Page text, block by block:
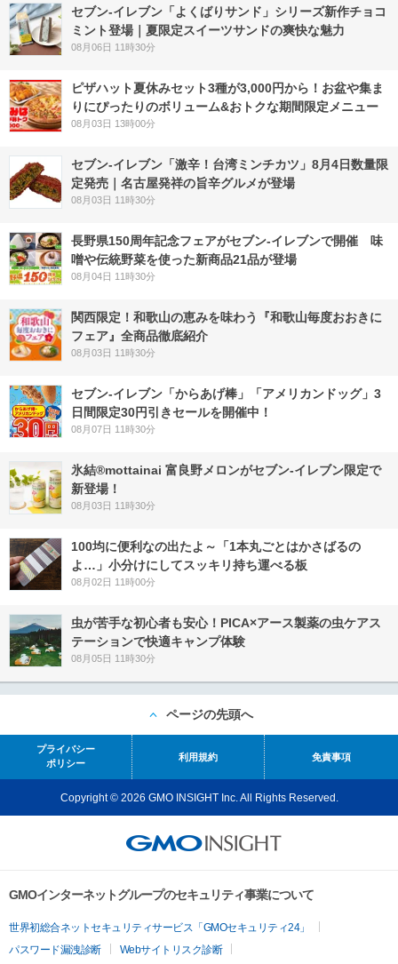
セブン‐イレブン「よくばりサンド」シリーズ新作チョコ
ミント登場｜夏限定スイーツサンドの爽快な魅力
08月06日 11時30分
ピザハット夏休みセット3種が3,000円から！お盆や集ま
りにぴったりのボリューム&おトクな期間限定メニュー
08月03日 13時00分
セブン-イレブン「激辛！台湾ミンチカツ」8月4日数量限
定発売｜名古屋発祥の旨辛グルメが登場
08月03日 11時30分
長野県150周年記念フェアがセブン-イレブンで開催 味
噌や伝統野菜を使った新商品21品が登場
08月04日 11時30分
関西限定！和歌山の恵みを味わう『和歌山毎度おおきに
フェア』全商品徹底紹介
08月03日 11時30分
セブン‐イレブン「からあげ棒」「アメリカンドッグ」3
日間限定30円引きセールを開催中！
08月07日 11時30分
氷結®mottainai 富良野メロンがセブン‐イレブン限定で
新登場！
08月03日 11時30分
100均に便利なの出たよ～「1本丸ごとはかさばるの
よ…」小分けにしてスッキリ持ち運べる板
08月02日 11時00分
虫が苦手な初心者も安心！PICA×アース製薬の虫ケアス
テーションで快適キャンプ体験
08月05日 11時30分
ページの先頭へ
プライバシー
ポリシー
利用規約 免責事項
Copyright © 2026 GMO INSIGHT Inc. All Rights Reserved.
GMOインターネットグループのセキュリティ事業について
世界初総合ネットセキュリティサービス「GMOセキュリティ24」
パスワード漏洩診断
Webサイトリスク診断